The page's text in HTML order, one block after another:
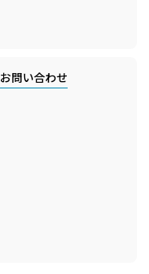
お問い合わせ